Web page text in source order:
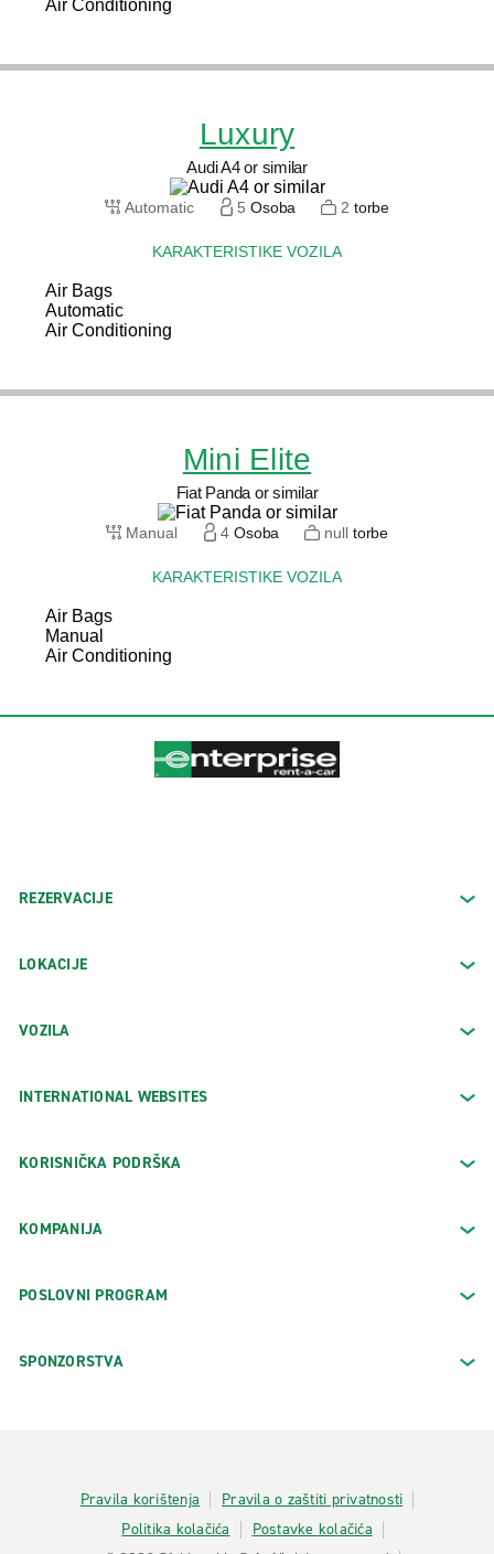
Air Conditioning
Luxury
Audi A4 or similar
Automatic 5 Osoba 2 torbe
KARAKTERISTIKE VOZILA
Air Bags
Automatic
Air Conditioning
Mini Elite
Fiat Panda or similar
Manual 4 Osoba null torbe
KARAKTERISTIKE VOZILA
Air Bags
Manual
Air Conditioning
REZERVACIJE
LOKACIJE
VOZILA
INTERNATIONAL WEBSITES
KORISNIČKA PODRŠKA
KOMPANIJA
POSLOVNI PROGRAM
SPONZORSTVA
Pravila korištenja
Pravila o zaštiti privatnosti
Politika kolačića
Postavke kolačića